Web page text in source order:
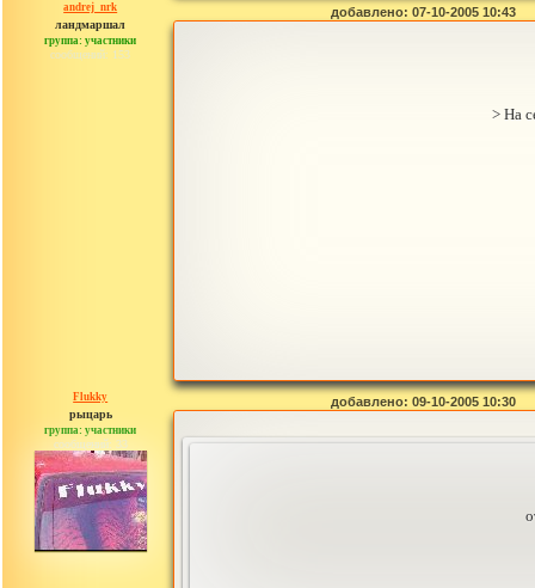
andrej_nrk
ландмаршал
группа: участники
сообщений: 153
добавлено: 07-10-2005 10:43
> На
Flukky
рыцарь
группа: участники
сообщений: 33
добавлено: 09-10-2005 10:30